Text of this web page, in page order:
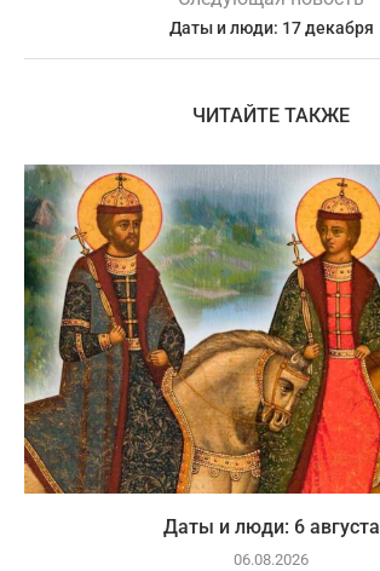
Даты и люди: 17 декабря
ЧИТАЙТЕ ТАКЖЕ
Даты и люди: 6 августа
06.08.2026